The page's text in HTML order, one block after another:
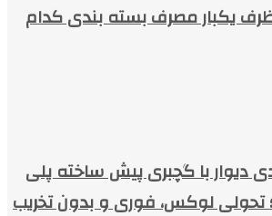
یکبار مصرف بسته بندی کدام
دیوار با گچبری پیش ساخته پلی
تحولی لوکس، فوری و بدون تخریب